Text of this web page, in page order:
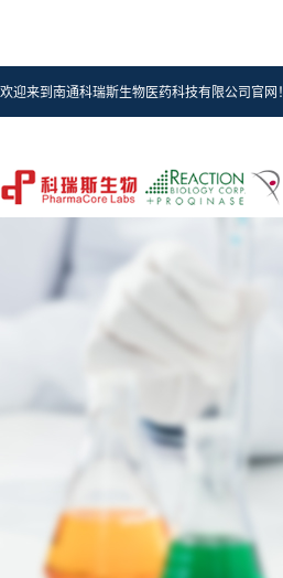
欢迎来到南通科瑞斯生物医药科技有限公司官网！